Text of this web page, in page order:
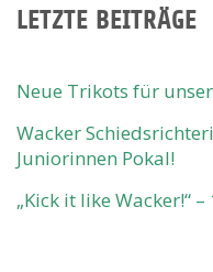
LETZTE BEITRÄGE
Neue Trikots für
Wacker
Juniorinnen Pokal!
„Kick it like Wacker!“